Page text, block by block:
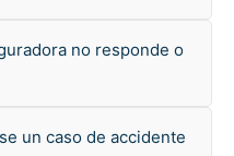
no responde o
un caso de accidente